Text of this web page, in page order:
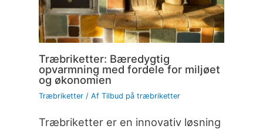
Træbriketter: Bæredygtig
opvarmning med fordele for miljøet
og økonomien
Træbriketter/ Af Tilbud på træbriketter
Træbriketter er en innovativ løsning